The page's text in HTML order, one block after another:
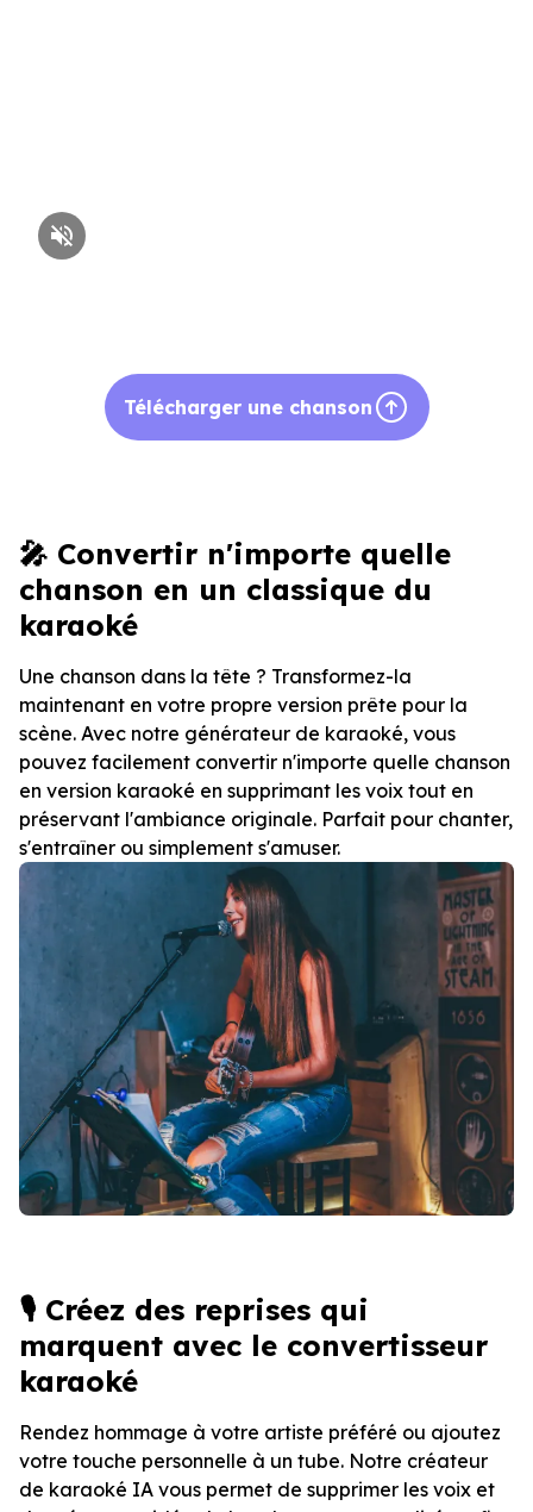
Télécharger une chanson
🎤 Convertir n'importe quelle
chanson en un classique du
karaoké
Une chanson dans la tête ? Transformez-la
maintenant en votre propre version prête pour la
scène. Avec notre générateur de karaoké, vous
pouvez facilement convertir n'importe quelle chanson
en version karaoké en supprimant les voix tout en
préservant l'ambiance originale. Parfait pour chanter,
s'entraîner ou simplement s'amuser.
🎙️ Créez des reprises qui
marquent avec le convertisseur
karaoké
Rendez hommage à votre artiste préféré ou ajoutez
votre touche personnelle à un tube. Notre créateur
de karaoké IA vous permet de supprimer les voix et